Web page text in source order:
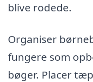
blive rodede.
Organiser
fungere som
bøger. Placer